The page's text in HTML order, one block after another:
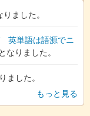
ました。
英単語は語源でニ
なりました。
ました。
もっと見る